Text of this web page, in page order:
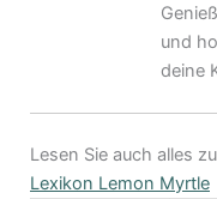
und
deine
Lesen Sie auch alles
Lexikon Lemon Myrtle